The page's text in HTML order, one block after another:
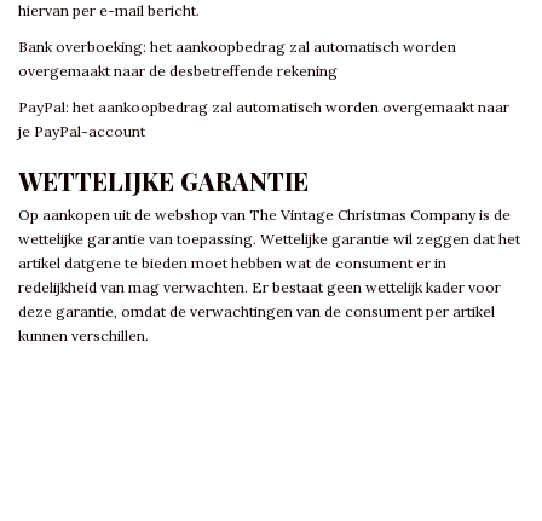
hiervan per e-mail bericht.
Bank overboeking: het aankoopbedrag zal automatisch worden
overgemaakt naar de desbetreffende rekening
PayPal: het aankoopbedrag zal automatisch worden overgemaakt naar
je PayPal-account
WETTELIJKE GARANTIE
Op aankopen uit de webshop van The Vintage Christmas Company is de
wettelijke garantie van toepassing. Wettelijke garantie wil zeggen dat het
artikel datgene te bieden moet hebben wat de consument er in
redelijkheid van mag verwachten. Er bestaat geen wettelijk kader voor
deze garantie, omdat de verwachtingen van de consument per artikel
kunnen verschillen.